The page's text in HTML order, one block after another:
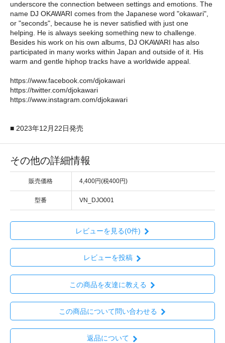
underscore the connection between settings and emotions. The
name DJ OKAWARI comes from the Japanese word "okawari",
or "seconds", because he is never satisfied with just one
helping. He is always seeking something new to challenge.
Besides his work on his own albums, DJ OKAWARI has also
participated in many works within Japan and outside of it. His
warm and gentle hiphop tracks have a worldwide appeal.
https://www.facebook.com/djokawari
https://twitter.com/djokawari
https://www.instagram.com/djokawari
■ 2023年12月22日発売
その他の詳細情報
販売価格 4,400円(税400円)
型番 VN_DJO001
レビューを見る(0件)
レビューを投稿
この商品を友達に教える
この商品について問い合わせる
返品について